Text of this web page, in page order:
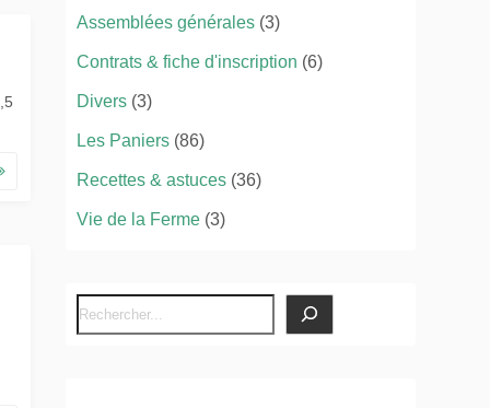
Assemblées générales (3)
Contrats & fiche d'inscription (6)
Divers (3)
Les Paniers (86)
Recettes & astuces (36)
Vie de la Ferme (3)
R
e